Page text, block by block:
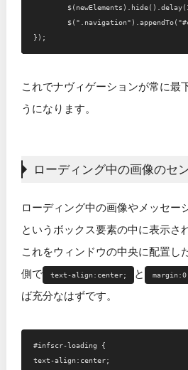
これでナヴィゲーションが常に最
うになります。
ローディング中の画像のセ
ローディング中の画像やメッセー
というボックス要素の中に表示さ
これをウィンドウの中央に配置し
側で
text-align:center; と
ば充分なはずです。
#infscr-loading {
text-align:center;